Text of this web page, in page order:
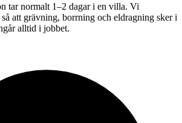
tar normalt 1–2 dagar i en villa. Vi
att grävning, borrning och eldragning sker i
alltid i jobbet.